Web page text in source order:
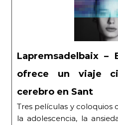
Lapremsadelbaix –
ofrece un viaje
cerebro en Sant
Tres películas y coloquios
la adolescencia, la